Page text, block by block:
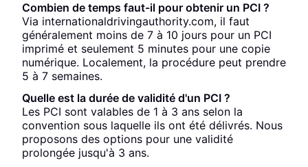
Combien de temps faut-il pour obtenir un PCI ?
Via internationaldrivingauthority.com, il faut
généralement moins de 7 à 10 jours pour un PCI
imprimé et seulement 5 minutes pour une copie
numérique. Localement, la procédure peut prendre
5 à 7 semaines.
Quelle est la durée de validité d'un PCI ?
Les PCI sont valables de 1 à 3 ans selon la
convention sous laquelle ils ont été délivrés. Nous
proposons des options pour une validité
prolongée jusqu'à 3 ans.